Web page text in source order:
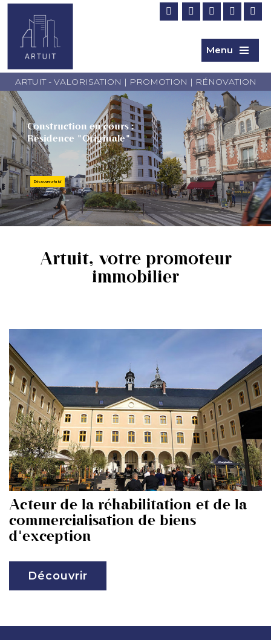
Menu
ARTUIT - VALORISATION | PROMOTION | RÉNOVATION
Construction en cours :
Résidence "Originale"
Découvrez-la ici
Artuit, votre promoteur
immobilier
Acteur de la réhabilitation et de la
commercialisation de biens
d'exception
Découvrir